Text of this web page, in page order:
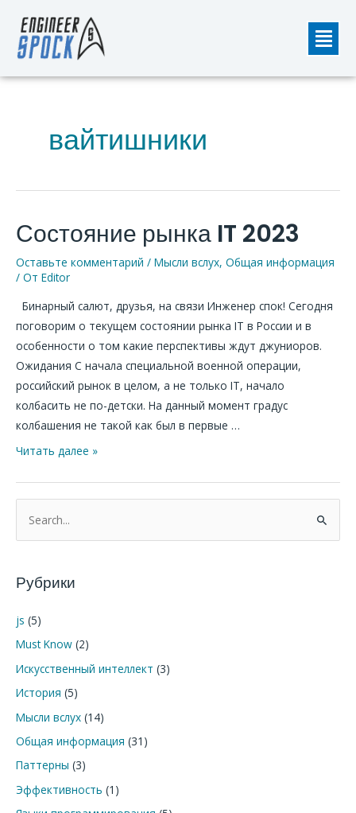
содержимому
вайтишники
Состояние рынка IT 2023
Оставьте комментарий / Мысли вслух, Общая информация
/ От Editor
Бинарный салют, друзья, на связи Инженер спок! Сегодня
поговорим о текущем состоянии рынка IT в России и в
особенности о том какие перспективы ждут джуниоров.
Ожидания С начала специальной военной операции,
российский рынок в целом, а не только IT, начало
колбасить не по-детски. На данный момент градус
колбашения не такой как был в первые …
Состояние
рынка
IT
2023
Читать далее »
о
с
:
Рубрики
js (5)
Must Know (2)
Искусственный интеллект (3)
История (5)
Мысли вслух (14)
Общая информация (31)
Паттерны (3)
Эффективность (1)